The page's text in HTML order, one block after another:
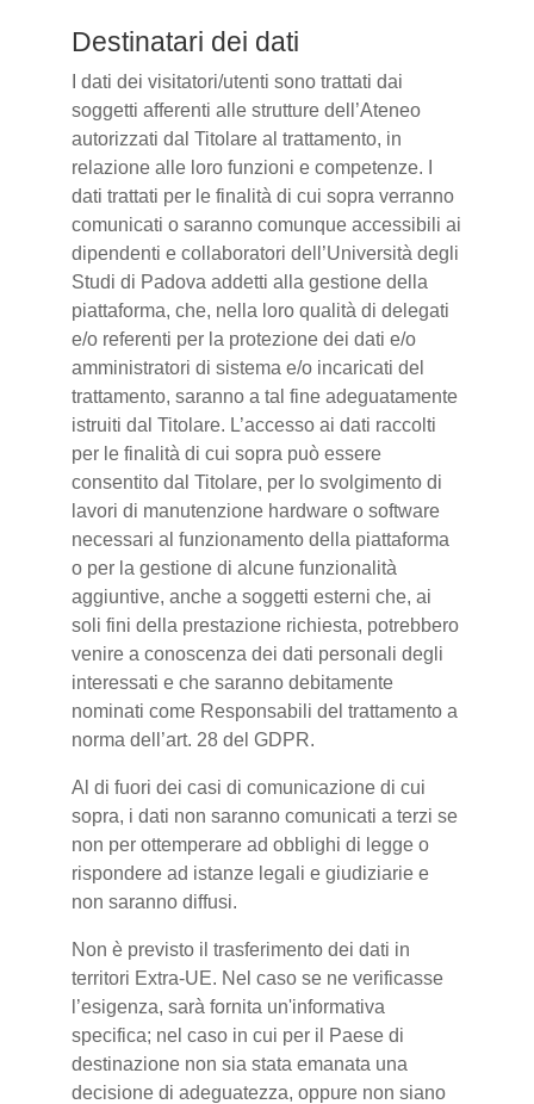
Destinatari dei dati
I dati dei visitatori/utenti sono trattati dai
soggetti afferenti alle strutture dell’Ateneo
autorizzati dal Titolare al trattamento, in
relazione alle loro funzioni e competenze. I
dati trattati per le finalità di cui sopra verranno
comunicati o saranno comunque accessibili ai
dipendenti e collaboratori dell’Università degli
Studi di Padova addetti alla gestione della
piattaforma, che, nella loro qualità di delegati
e/o referenti per la protezione dei dati e/o
amministratori di sistema e/o incaricati del
trattamento, saranno a tal fine adeguatamente
istruiti dal Titolare. L’accesso ai dati raccolti
per le finalità di cui sopra può essere
consentito dal Titolare, per lo svolgimento di
lavori di manutenzione hardware o software
necessari al funzionamento della piattaforma
o per la gestione di alcune funzionalità
aggiuntive, anche a soggetti esterni che, ai
soli fini della prestazione richiesta, potrebbero
venire a conoscenza dei dati personali degli
interessati e che saranno debitamente
nominati come Responsabili del trattamento a
norma dell’art. 28 del GDPR.
Al di fuori dei casi di comunicazione di cui
sopra, i dati non saranno comunicati a terzi se
non per ottemperare ad obblighi di legge o
rispondere ad istanze legali e giudiziarie e
non saranno diffusi.
Non è previsto il trasferimento dei dati in
territori Extra-UE. Nel caso se ne verificasse
l’esigenza, sarà fornita un'informativa
specifica; nel caso in cui per il Paese di
destinazione non sia stata emanata una
decisione di adeguatezza, oppure non siano